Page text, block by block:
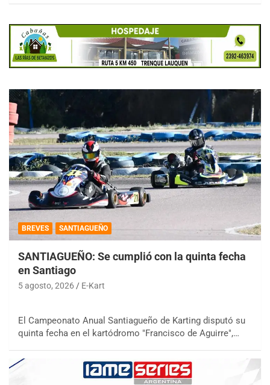
BREVES SANTIAGUEÑO
SANTIAGUEÑO: Se cumplió con la quinta fecha
en Santiago
5 agosto, 2026 E-Kart
El Campeonato Anual Santiagueño de Karting disputó su
quinta fecha en el kartódromo "Francisco de Aguirre",…